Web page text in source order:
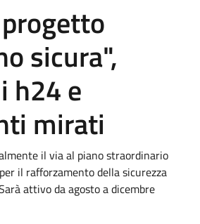
sicura",
h24 e
mirati
il via al piano straordinario
il rafforzamento della sicurezza
attivo da agosto a dicembre